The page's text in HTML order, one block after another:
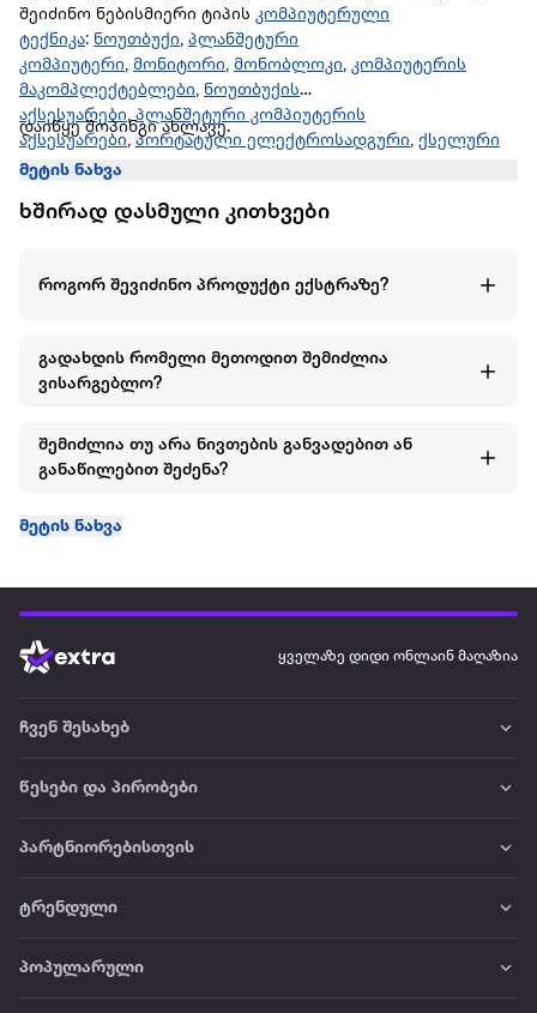
შეიძინო ნებისმიერი ტიპის კომპიუტერული
ტექნიკა: ნოუთბუქი, პლანშეტური
კომპიუტერი, მონიტორი, მონობლოკი, კომპიუტერის
მაკომპლექტებლები, ნოუთბუქის
აქსესუარები,პლანშეტური კომპიუტერის
აქსესუარები, პორტატული ელექტროსადგური, ქსელური
მოწყობილობა და აქსესუარები
დაიწყე შოპინგი ახლავე.
მეტის ნახვა
ხშირად დასმული კითხვები
როგორ შევიძინო პროდუქტი ექსტრაზე?
გადახდის რომელი მეთოდით შემიძლია
ვისარგებლო?
შემიძლია თუ არა ნივთების განვადებით ან
განაწილებით შეძენა?
მეტის ნახვა
ყველაზე დიდი ონლაინ მაღაზია
ჩვენ შესახებ
წესები და პირობები
პარტნიორებისთვის
ტრენდული
პოპულარული